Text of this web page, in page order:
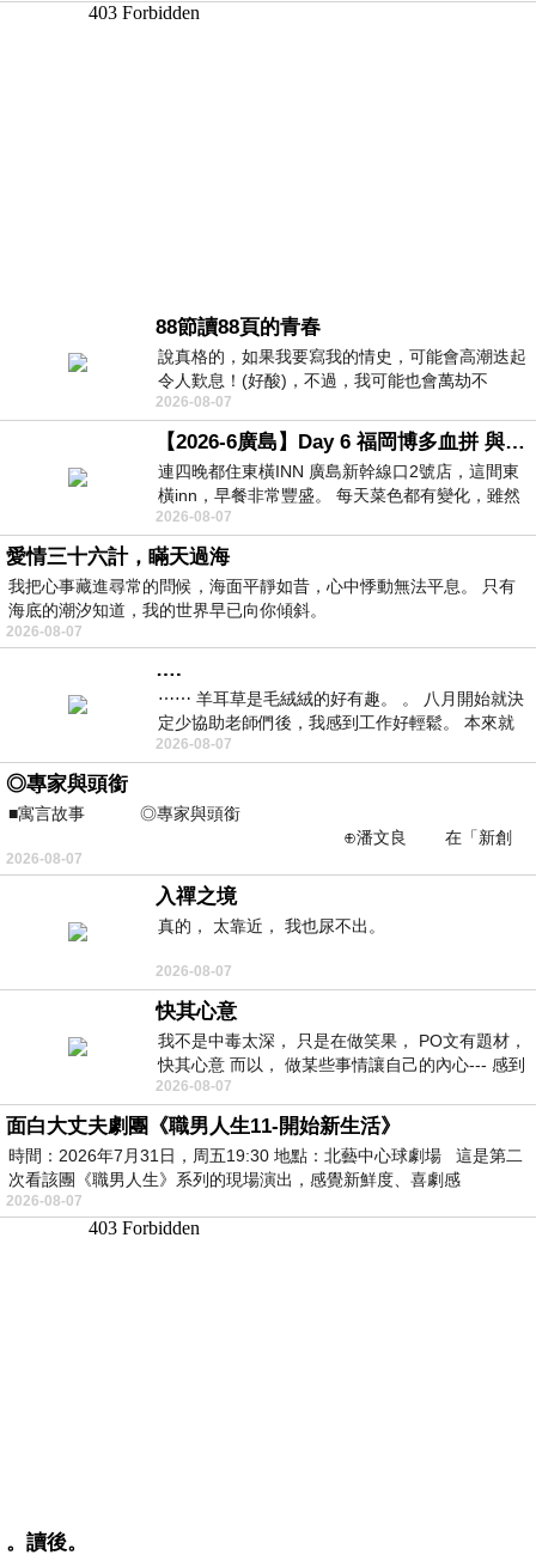
88節讀88頁的青春
說真格的，如果我要寫我的情史，可能會高潮迭起
令人歎息！(好酸)，不過，我可能也會萬劫不
復...，每天跪鍵盤還是被判了花心的罪
2026-08-07
【2026-6廣島】Day 6 福岡博多血拼 與機場接送少年司機深夜對談
連四晚都住東橫INN 廣島新幹線口2號店，這間東
橫inn，早餐非常豐盛。 每天菜色都有變化，雖然
看到工作人員拿出料理包加熱，但
2026-08-07
愛情三十六計，瞞天過海
我把心事藏進尋常的問候，海面平靜如昔，心中悸動無法平息。 只有
海底的潮汐知道，我的世界早已向你傾斜。
2026-08-07
….
⋯⋯ 羊耳草是毛絨絨的好有趣。 。 八月開始就決
定少協助老師們後，我感到工作好輕鬆。 本來就
不是我的工作啊。 真
2026-08-07
◎專家與頭銜
■寓言故事 ◎專家與頭銜
⊕潘文良 在「新創
之谷」裡——
2026-08-07
入禪之境
真的， 太靠近， 我也尿不出。
2026-08-07
快其心意
我不是中毒太深， 只是在做笑果， PO文有題材，
快其心意 而以， 做某些事情讓自己的內心--- 感到
愉快。
2026-08-07
面白大丈夫劇團《職男人生11-開始新生活》
時間：2026年7月31日，周五19:30 地點：北藝中心球劇場 這是第二
次看該團《職男人生》系列的現場演出，感覺新鮮度、喜劇感
2026-08-07
。讀後。